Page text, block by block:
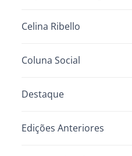
Celina Ribello
Coluna Social
Destaque
Edições Anteriores